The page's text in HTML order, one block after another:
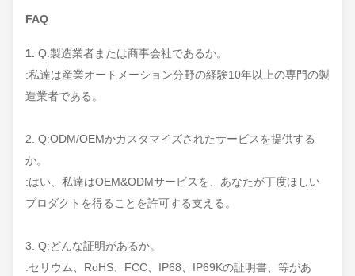
FAQ
1. Q:製造業者または商事会社であるか。
:私達は産業オートメーション分野の経験10年以上の専門の製
造業者である。
2. Q:ODM/OEMかカスタマイズされたサービスを提供する
か。
:はい、私達はOEM&ODMサービスを、あなたが丁度ほしい
プロダクトを得ることを許可する支える。
3. Q:どんな証明があるか。
:セリウム、RoHS、FCC、IP68、IP69Kの証明書、等があ